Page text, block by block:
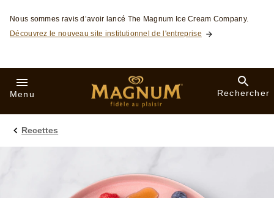
Skip to:
Nous sommes ravis d’avoir lancé The Magnum Ice Cream Company.
Découvrez le nouveau site institutionnel de l'entreprise
Menu Rechercher
Recettes